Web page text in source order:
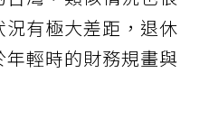
有極大差距，退休
輕時的財務規畫與